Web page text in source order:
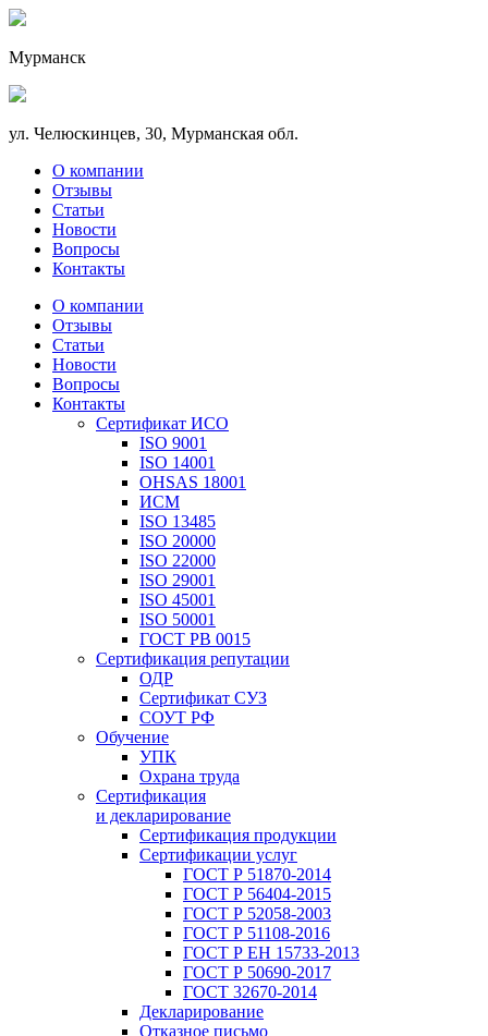
Мурманск
ул. Челюскинцев, 30, Мурманская обл.
О компании
Отзывы
Статьи
Новости
Вопросы
Контакты
О компании
Отзывы
Статьи
Новости
Вопросы
Контакты
Сертификат ИСО
ISO 9001
ISO 14001
OHSAS 18001
ИСМ
ISO 13485
ISO 20000
ISO 22000
ISO 29001
ISO 45001
ISO 50001
ГОСТ РВ 0015
Сертификация репутации
ОДР
Сертификат СУЗ
СОУТ РФ
Обучение
УПК
Охрана труда
Сертификация
и декларирование
Сертификация продукции
Сертификации услуг
ГОСТ Р 51870-2014
ГОСТ Р 56404-2015
ГОСТ Р 52058-2003
ГОСТ Р 51108-2016
ГОСТ Р ЕН 15733-2013
ГОСТ Р 50690-2017
ГОСТ 32670-2014
Декларирование
Отказное письмо